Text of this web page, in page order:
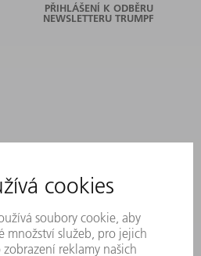
PŘIHLÁŠENÍ K ODBĚRU
NEWSLETTERU TRUMPF